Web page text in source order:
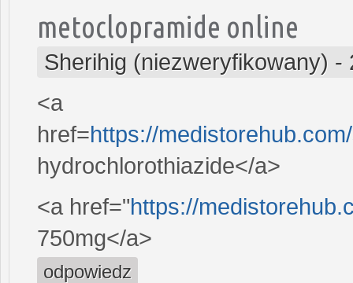
metoclopramide online
Sherihig (niezweryfikowany) -
<a
href=https://
hydrochlorothiazide</a>
<a href="https://
750mg</a>
odpowiedz